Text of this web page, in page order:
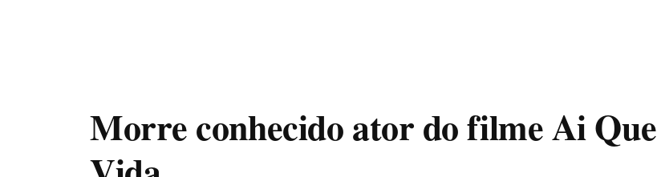
Morre conhecido ator do filme Ai Que